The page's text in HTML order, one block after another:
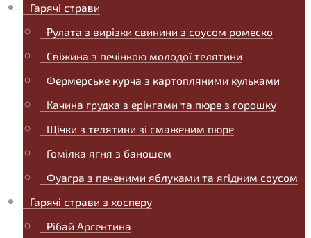
Гарячі страви
Рулата з вирізки свинини з соусом ромеско
Свіжина з печінкою молодої телятини
Фермерське курча з картопляними кульками
Качина грудка з ерінгами та пюре з горошку
Щічки з телятини зі смаженим пюре
Гомілка ягня з баношем
Фуагра з печеними яблуками та ягідним соусом
Гарячі страви з хосперу
Рібай Аргентина